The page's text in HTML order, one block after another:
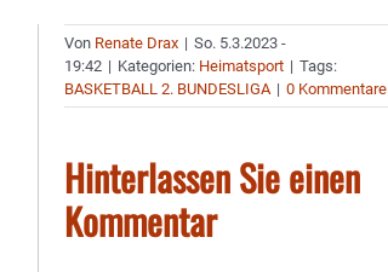
Von Renate Drax | So. 5.3.2023 -
19:42 | Kategorien: Heimatsport | Tags:
BASKETBALL 2. BUNDESLIGA | 0 Kommentare
Hinterlassen Sie einen
Kommentar